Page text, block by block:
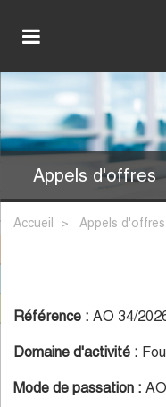
Appels d'offres
Accueil Appels d'offres
Référence : AO 34/
Domaine d'activité :
Mode de passation :